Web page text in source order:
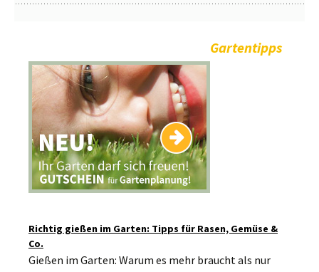
Gartentipps
Richtig gießen im Garten: Tipps für Rasen, Gemüse &
Co.
Gießen im Garten: Warum es mehr braucht als nur